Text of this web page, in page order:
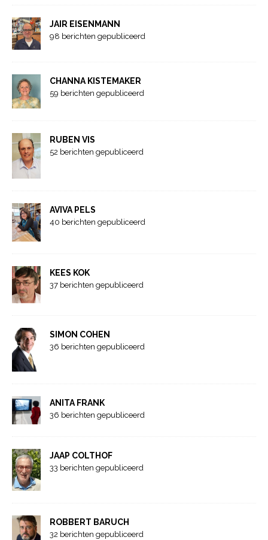
JAIR EISENMANN
98 berichten gepubliceerd
CHANNA KISTEMAKER
59 berichten gepubliceerd
RUBEN VIS
52 berichten gepubliceerd
AVIVA PELS
40 berichten gepubliceerd
KEES KOK
37 berichten gepubliceerd
SIMON COHEN
36 berichten gepubliceerd
ANITA FRANK
36 berichten gepubliceerd
JAAP COLTHOF
33 berichten gepubliceerd
ROBBERT BARUCH
32 berichten gepubliceerd